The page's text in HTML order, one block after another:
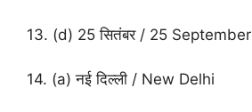
13. (d) 25 सितंबर / 25 September
14. (a) नई दिल्ली / New Delhi